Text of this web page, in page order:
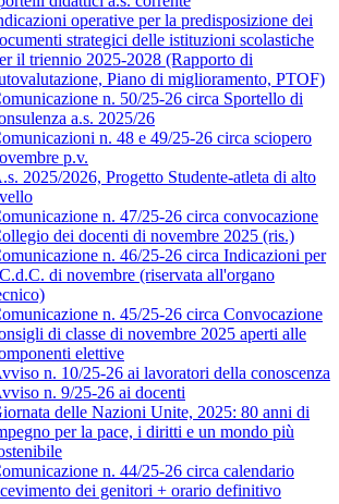
operative per la predisposizione dei
strategici delle istituzioni scolastiche
il triennio 2025-2028 (Rapporto di
Piano di miglioramento, PTOF)
n. 50/25-26 circa Sportello di
a.s. 2025/26
n. 48 e 49/25-26 circa sciopero
p.v.
2025/2026, Progetto Studente-atleta di alto
n. 47/25-26 circa convocazione
dei docenti di novembre 2025 (ris.)
n. 46/25-26 circa Indicazioni per
di novembre (riservata all'organo
n. 45/25-26 circa Convocazione
di classe di novembre 2025 aperti alle
elettive
n. 10/25-26 ai lavoratori della conoscenza
n. 9/25-26 ai docenti
delle Nazioni Unite, 2025: 80 anni di
per la pace, i diritti e un mondo più
n. 44/25-26 circa calendario
dei genitori + orario definitivo